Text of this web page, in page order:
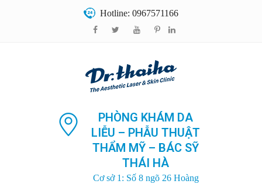
Hotline: 0967571166
PHÒNG KHÁM DA
LIỄU – PHẪU THUẬT
THẨM MỸ – BÁC SỸ
THÁI HÀ
Cơ sở 1: Số 8 ngõ 26 Hoàng